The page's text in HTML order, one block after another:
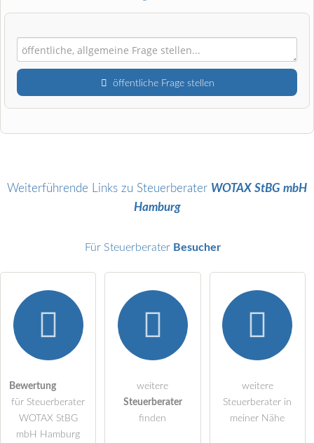
öffentliche Frage stellen
Name
Hiermit akzeptiere ich die
DieDatenschutzerklärung habe ich zur Kenntnis genommen.
öffentliche Frage stellen Abbrechen
Hinweis:Bitte beachten Sie, öffentliche Fragen sindfür alle
Besucher sichtbar
Weiterführende Links zu Steuerberater WOTAX StBG mbH
Hamburg
Für Steuerberater Besucher
Bewertung
für Steuerberater
WOTAX StBG
mbH Hamburg
weitere
Steuerberater
finden
weitere
Steuerberater in
meiner Nähe